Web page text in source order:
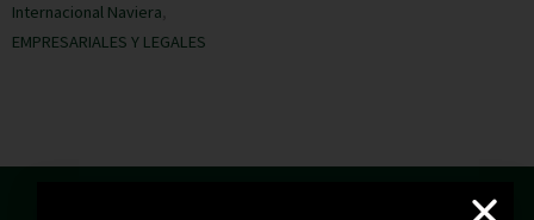
Internacional Naviera
EMPRESARIALES Y LEGALES